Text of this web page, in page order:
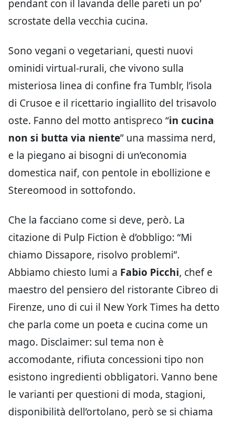
pendant con il lavanda delle pareti un po’
scrostate della vecchia cucina.
Sono vegani o vegetariani, questi nuovi
ominidi virtual-rurali, che vivono sulla
misteriosa linea di confine fra Tumblr, l’isola
di Crusoe e il ricettario ingiallito del trisavolo
oste. Fanno del motto antispreco “in cucina
non si butta via niente” una massima nerd,
e la piegano ai bisogni di un’economia
domestica naif, con pentole in ebollizione e
Stereomood in sottofondo.
Che la facciano come si deve, però. La
citazione di Pulp Fiction è d’obbligo: “Mi
chiamo Dissapore, risolvo problemi”.
Abbiamo chiesto lumi a Fabio Picchi, chef e
maestro del pensiero del ristorante Cibreo di
Firenze, uno di cui il New York Times ha detto
che parla come un poeta e cucina come un
mago. Disclaimer: sul tema non è
accomodante, rifiuta concessioni tipo non
esistono ingredienti obbligatori. Vanno bene
le varianti per questioni di moda, stagioni,
disponibilità dell’ortolano, però se si chiama